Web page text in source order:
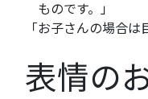
ものです。」
「お子さんの場合は
表情の